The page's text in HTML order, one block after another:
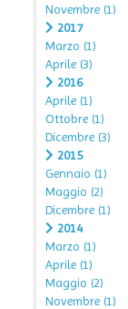
Novembre (1)
2017
Marzo (1)
Aprile (3)
2016
Aprile (1)
Ottobre (1)
Dicembre (3)
2015
Gennaio (1)
Maggio (2)
Dicembre (1)
2014
Marzo (1)
Aprile (1)
Maggio (2)
Novembre (1)